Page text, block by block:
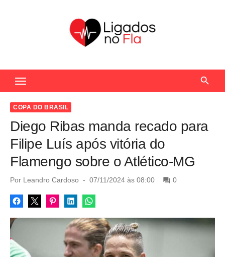
c
COPA DO BRASIL
Diego Ribas manda recado para
Filipe Luís após vitória do
Flamengo sobre o Atlético-MG
Por Leandro Cardoso
P
s
t
d
o
n
07/11/2024 às 08:00 0